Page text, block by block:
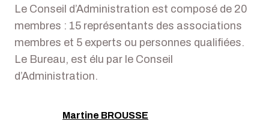
Le Conseil d’Administration est composé de 20
membres : 15 représentants des associations
membres et 5 experts ou personnes qualifiées.
Le Bureau, est élu par le Conseil
d’Administration.
Martine BROUSSE